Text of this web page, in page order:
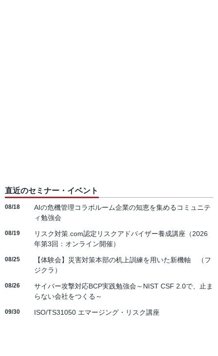
直近のセミナー・イベント
08/18
AIの危機管理コラボルーム企業の知恵を集めるコミュニテ
ィ勉強会
08/19
リスク対策.com認定リスクアドバイザー養成講座（2026
年第3回：オンライン開催）
08/25
【体験会】災害対策本部の机上訓練を用いた新機軸 （フ
ジクラ）
08/26
サイバー攻撃対応BCP実践勉強会～NIST CSF 2.0で、止ま
らない会社をつくる～
09/30 ISO/TS31050 エマージング・リスク講座